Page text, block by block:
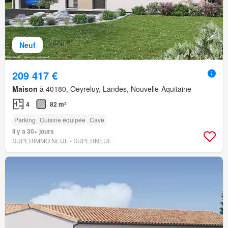
Neuf
209 417 €
Maison à 40180, Oeyreluy, Landes, Nouvelle-Aquitaine
4 82 m²
Parking Cuisine équipée Cave
Il y a 30+ jours
SUPERIMMO NEUF - SUPERNEUF